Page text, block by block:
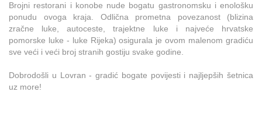
Brojni restorani i konobe nude bogatu gastronomsku i enološku
ponudu ovoga kraja. Odlična prometna povezanost (blizina
zračne luke, autoceste, trajektne luke i najveće hrvatske
pomorske luke - luke Rijeka) osigurala je ovom malenom gradiću
sve veći i veći broj stranih gostiju svake godine.
Dobrodošli u Lovran - gradić bogate povijesti i najljepših šetnica
uz more!